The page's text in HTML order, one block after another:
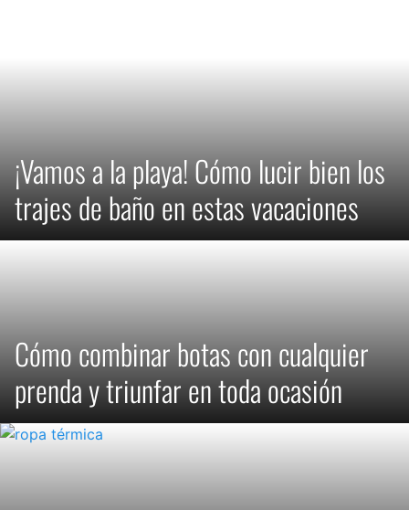
¡Vamos a la playa! Cómo lucir bien los
trajes de baño en estas vacaciones
Cómo combinar botas con cualquier
prenda y triunfar en toda ocasión